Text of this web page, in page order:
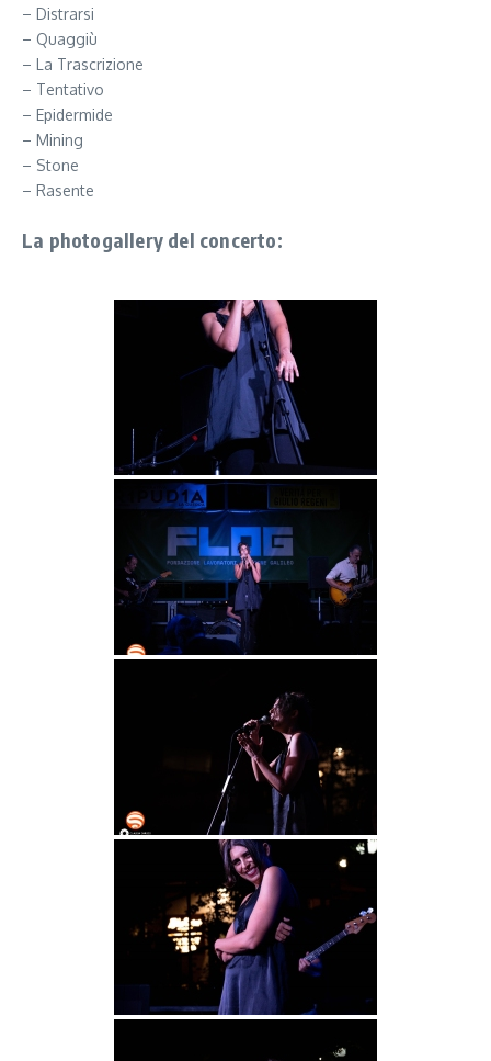
– Distrarsi
– Quaggiù
– La Trascrizione
– Tentativo
– Epidermide
– Mining
– Stone
– Rasente
La photogallery del concerto: